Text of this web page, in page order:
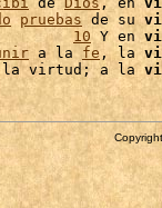
pruebas de su
10 Y en
a la fe , la
virtud; a la